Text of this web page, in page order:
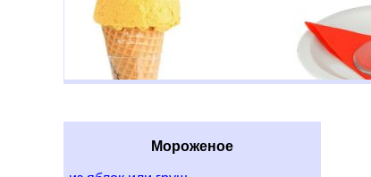
Мороженое